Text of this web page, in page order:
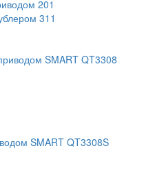
201
311
SMART QT3308
SMART QT3308S